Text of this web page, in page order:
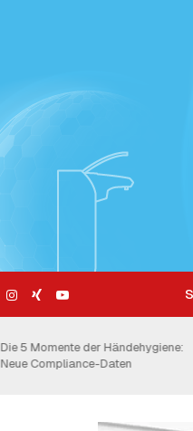
Die 5 Momente der Händehygiene:
Neue Compliance-Daten